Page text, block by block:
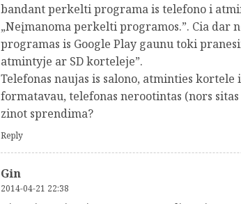
bandant perkelti programa is telefono i
„Neįmanoma perkelti programos.”. Cia dar
programas is Google Play gaunu toki
atmintyje ar SD korteleje”.
Telefonas naujas is salono, atminties
formatavau, telefonas nerootintas (nors
zinot sprendima?
Reply
Gin
2014-04-21 22:38